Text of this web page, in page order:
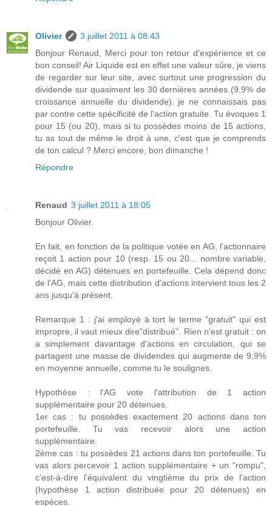
Olivier
3 juillet 2011 à 08:43
Bonjour Renaud, Merci pour ton retour d'expérience et ce
bon conseil! Air Liquide est en effet une valeur sûre, je viens
de regarder sur leur site, avec surtout une progression du
dividende sur quasiment les 30 dernières années (9,9% de
croissance annuelle du dividende). je ne connaissais pas
par contre cette spécificité de l'action gratuite. Tu évoques 1
pour 15 (ou 20), mais si tu possèdes moins de 15 actions,
tu as tout de même le droit à une, c'est que je comprends
de ton calcul ? Merci encore, bon dimanche !
Répondre
Renaud 3 juillet 2011 à 18:05
Bonjour Olivier.
En fait, en fonction de la politique votée en AG, l'actionnaire
reçoit 1 action pour 10 (resp. 15 ou 20... nombre variable,
décidé en AG) détenues en portefeuille. Cela dépend donc
de l'AG, mais cette distribution d'actions intervient tous les 2
ans jusqu'à présent.
Remarque 1 : j'ai employé à tort le terme "gratuit" qui est
impropre, il vaut mieux dire"distribué". Rien n'est gratuit : on
a simplement davantage d'actions en circulation, qui se
partagent une masse de dividendes qui augmente de 9,9%
en moyenne annuelle, comme tu le soulignes.
Hypothèse : l'AG vote l'attribution de 1 action
supplémentaire pour 20 détenues.
1er cas : tu possèdes exactement 20 actions dans ton
portefeuille. Tu vas recevoir alors une action
supplémentaire.
2ème cas : tu possèdes 21 actions dans ton portefeuille. Tu
vas alors percevoir 1 action supplémentaire + un "rompu",
c'est-à-dire l'équivalent du vingtième du prix de l'action
(hypothèse 1 action distribuée pour 20 détenues) en
espèces.